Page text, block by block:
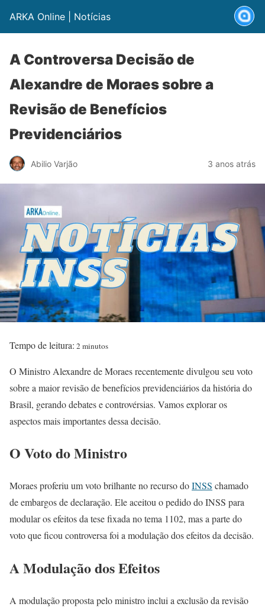
ARKA Online | Notícias
A Controversa Decisão de
Alexandre de Moraes sobre a
Revisão de Benefícios
Previdenciários
Abilio Varjão 3 anos atrás
Tempo de leitura: 2 minutos
O Ministro Alexandre de Moraes recentemente divulgou seu voto
sobre a maior revisão de benefícios previdenciários da história do
Brasil, gerando debates e controvérsias. Vamos explorar os
aspectos mais importantes dessa decisão.
O Voto do Ministro
Moraes proferiu um voto brilhante no recurso doINSS chamado
de embargos de declaração. Ele aceitou o pedido do INSS para
modular os efeitos da tese fixada no tema 1102, mas a parte do
voto que ficou controversa foi a modulação dos efeitos da decisão.
A Modulação dos Efeitos
A modulação proposta pelo ministro inclui a exclusão da revisão